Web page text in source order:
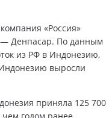
«Россия»
Денпасар. По данным
из РФ в Индонезию,
выросли
приняла 125 700